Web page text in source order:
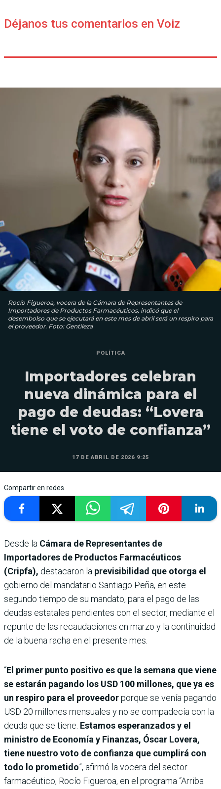
Déjanos tus comentarios en Voiz
Rocío Figueroa, vocera de la Cámara de Representantes de
Importadores de Productos Farmacéuticos, indicó que el
desembolso que se ejecutará en este mes de abril será un respiro para
el proveedor. Foto: Gentileza
POLÍTICA
Importadores celebran
nueva dinámica para el
pago de deudas: “Lovera
tiene el voto de confianza”
17 DE ABRIL DE 2026 9:25
Compartir en redes
Desde la Cámara de Representantes de
Importadores de Productos Farmacéuticos
(Cripfa), destacaron la previsibilidad que otorga el
gobierno del mandatario Santiago Peña, en este
segundo tiempo de su mandato, para el pago de las
deudas estatales pendientes con el sector, mediante el
repunte de las recaudaciones en marzo y la continuidad
de la buena racha en el presente mes.
“El primer punto positivo es que la semana que viene
se estarán pagando los USD 100 millones, que ya es
un respiro para el proveedorporque se venía pagando
USD 20 millones mensuales y no se compadecía con la
deuda que se tiene. Estamos esperanzados y el
ministro de Economía y Finanzas, Óscar Lovera,
tiene nuestro voto de confianza que cumplirá con
todo lo prometido”, afirmó la vocera del sector
farmacéutico, Rocío Figueroa, en el programa “Arriba